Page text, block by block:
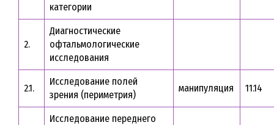
категории
2.
Диагностические
офтальмологические
исследования
2.1.
Исследование полей
зрения (периметрия)
манипуляция 11.14
Исследование переднего